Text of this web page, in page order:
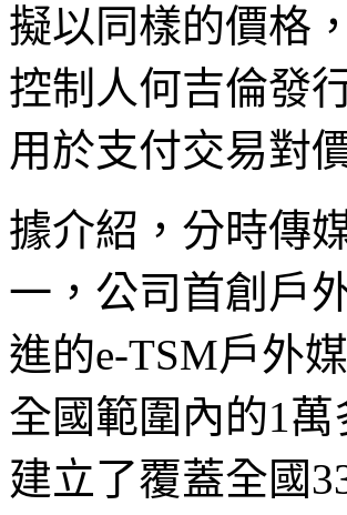
擬以同樣的價格
控制人何吉倫發
用於支付交易對
據介紹，分時傳
一，公司首創戶
進的e-TSM戶外
全國範圍內的1
建立了覆蓋全國